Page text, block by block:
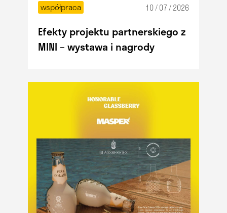
współpraca 10 / 07 / 2026
Efekty projektu partnerskiego z
MINI – wystawa i nagrody